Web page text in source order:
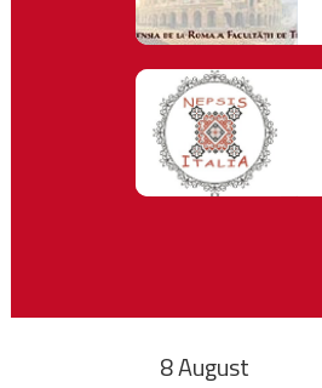
8 August